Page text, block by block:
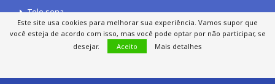
Tele sena
Este site usa cookies para melhorar sua experiência. Vamos supor que
você esteja de acordo com isso, mas você pode optar por não participar, se
desejar.
Aceito Mais detalhes